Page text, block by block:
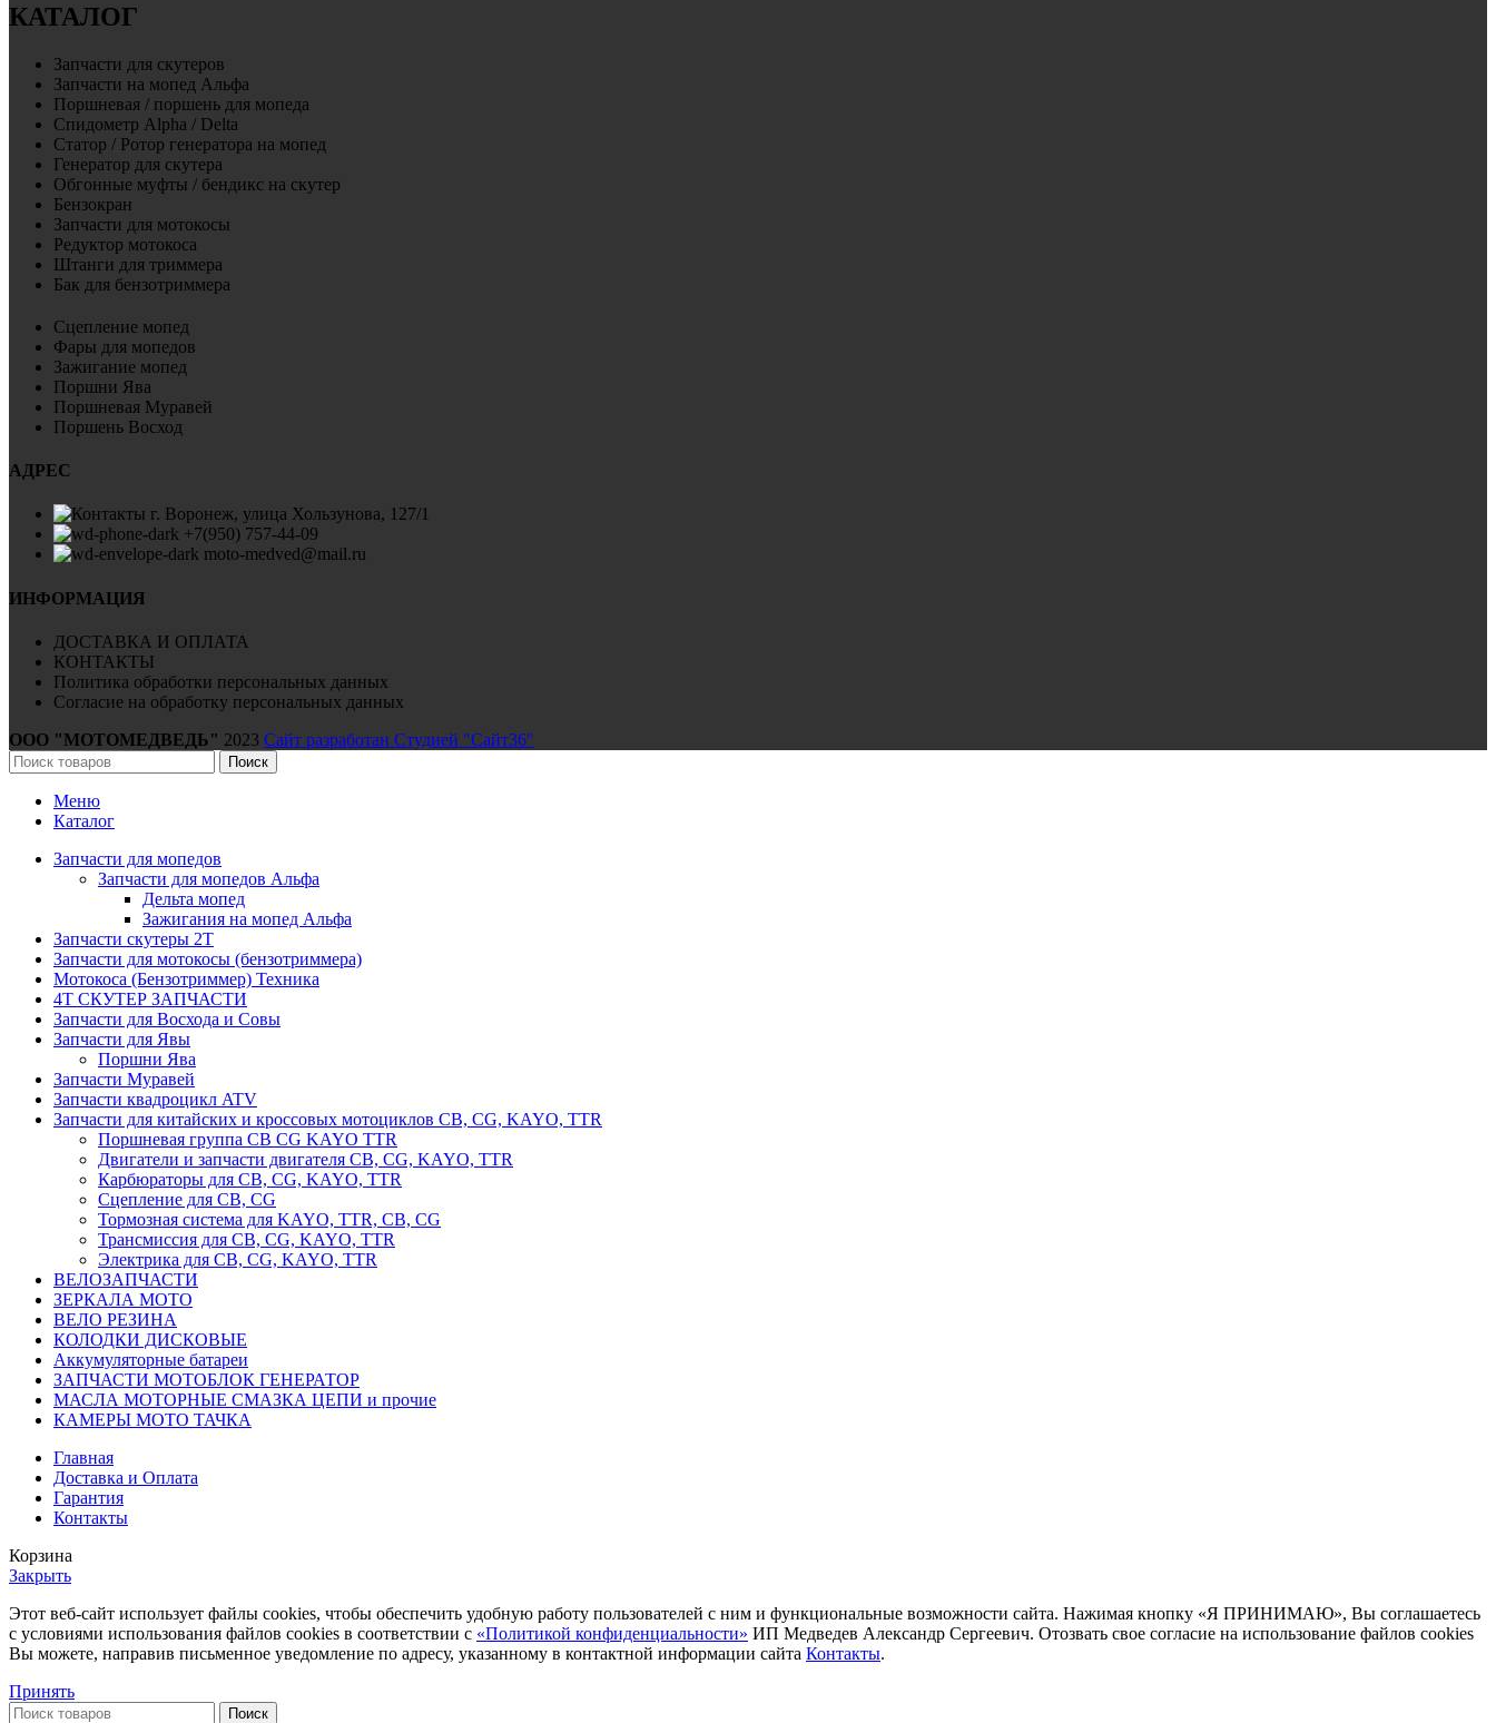
КАТАЛОГ
Запчасти для скутеров
Запчасти на мопед Альфа
Поршневая / поршень для мопеда
Спидометр Alpha / Delta
Статор / Ротор генератора на мопед
Генератор для скутера
Обгонные муфты / бендикс на скутер
Бензокран
Запчасти для мотокосы
Редуктор мотокоса
Штанги для триммера
Бак для бензотриммера
Сцепление мопед
Фары для мопедов
Зажигание мопед
Поршни Ява
Поршневая Муравей
Поршень Восход
АДРЕС
г. Воронеж, улица Хользунова, 127/1
+7(950) 757-44-09
moto-medved@mail.ru
ИНФОРМАЦИЯ
ДОСТАВКА И ОПЛАТА
КОНТАКТЫ
Политика обработки персональных данных
Согласие на обработку персональных данных
ООО "МОТОМЕДВЕДЬ" 2023 Сайт разработан Студией "Сайт36"
Поиск
Меню
Каталог
Запчасти для мопедов
Запчасти для мопедов Альфа
Дельта мопед
Зажигания на мопед Альфа
Запчасти скутеры 2Т
Запчасти для мотокосы (бензотриммера)
Мотокоса (Бензотриммер) Техника
4Т СКУТЕР ЗАПЧАСТИ
Запчасти для Восхода и Совы
Запчасти для Явы
Поршни Ява
Запчасти Муравей
Запчасти квадроцикл ATV
Запчасти для китайских и кроссовых мотоциклов CB, CG, KAYO, TTR
Поршневая группа CB CG KAYO TTR
Двигатели и запчасти двигателя CB, CG, KAYO, TTR
Карбюраторы для CB, CG, KAYO, TTR
Сцепление для CB, CG
Тормозная система для KAYO, TTR, CB, CG
Трансмиссия для CB, CG, KAYO, TTR
Электрика для CB, CG, KAYO, TTR
ВЕЛОЗАПЧАСТИ
ЗЕРКАЛА МОТО
ВЕЛО РЕЗИНА
КОЛОДКИ ДИСКОВЫЕ
Аккумуляторные батареи
ЗАПЧАСТИ МОТОБЛОК ГЕНЕРАТОР
МАСЛА МОТОРНЫЕ СМАЗКА ЦЕПИ и прочие
КАМЕРЫ МОТО ТАЧКА
Главная
Доставка и Оплата
Гарантия
Контакты
Корзина
Закрыть
Этот веб-сайт использует файлы cookies, чтобы обеспечить удобную работу пользователей с ним и функциональные возможности сайта. Нажимая кнопку «Я ПРИНИМАЮ», Вы соглашаетесь
с условиями использования файлов cookies в соответствии c «Политикой конфиденциальности» ИП Медведев Александр Сергеевич. Отозвать свое согласие на использование файлов cookies
Вы можете, направив письменное уведомление по адресу, указанному в контактной информации сайта Контакты.
Принять
Поиск